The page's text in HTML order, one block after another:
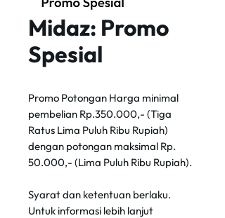
Midaz: Promo
Spesial
Promo Potongan Harga minimal
pembelian Rp.350.000,- (Tiga
Ratus Lima Puluh Ribu Rupiah)
dengan potongan maksimal Rp.
50.000,- (Lima Puluh Ribu Rupiah).
Syarat dan ketentuan berlaku.
Untuk informasi lebih lanjut